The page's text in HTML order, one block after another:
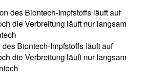
Biontech-Impfstoffs läuft auf
die Verbreitung läuft nur langsam